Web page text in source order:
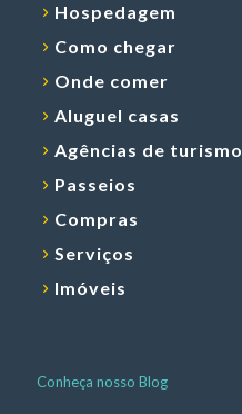
Hospedagem
Como chegar
Onde comer
Aluguel casas
Agências de turismo
Passeios
Compras
Serviços
Imóveis
Conheça nosso Blog